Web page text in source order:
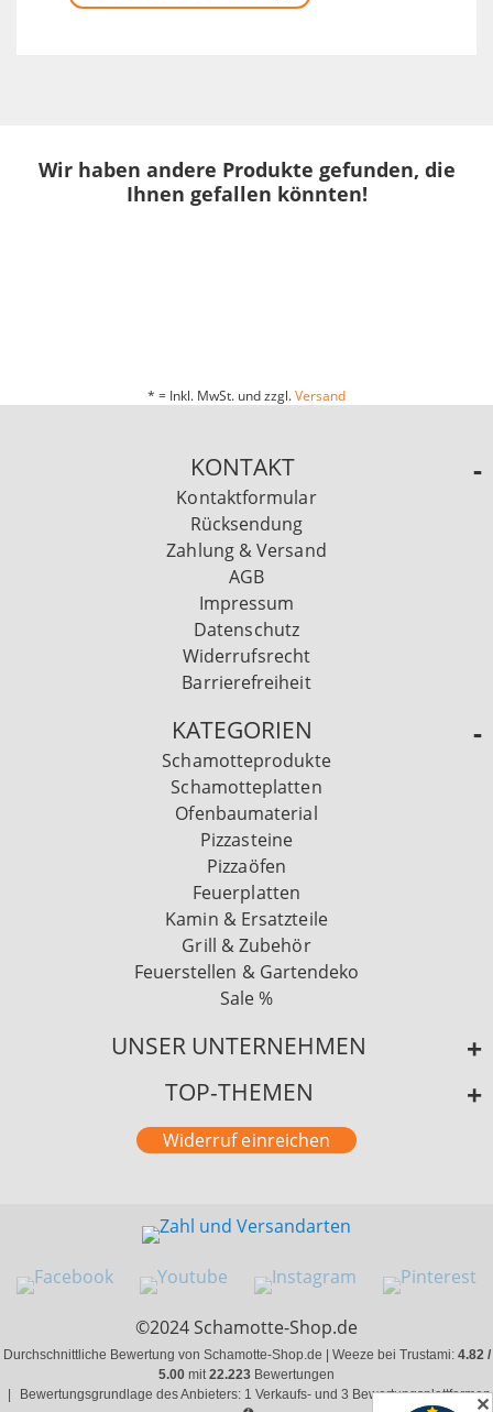
Wir haben andere Produkte gefunden, die
Ihnen gefallen könnten!
* = Inkl. MwSt. und zzgl.Versand
KONTAKT
Kontaktformular
Rücksendung
Zahlung & Versand
AGB
Impressum
Datenschutz
Widerrufsrecht
Barrierefreiheit
KATEGORIEN
Schamotteprodukte
Schamotteplatten
Ofenbaumaterial
Pizzasteine
Pizzaöfen
Feuerplatten
Kamin & Ersatzteile
Grill & Zubehör
Feuerstellen & Gartendeko
Sale %
UNSER UNTERNEHMEN
TOP-THEMEN
Widerruf einreichen
©2024 Schamotte-Shop.de
Durchschnittliche Bewertung von Schamotte-Shop.de | Weeze bei Trustami: 4.82 /
5.00 mit22.223 Bewertungen
Bewertungsgrundlage des Anbieters: 1 Verkaufs- und 3 Bewertungsplattformen
✕